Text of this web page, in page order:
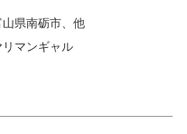
山県南砺市、他
リマンギャル